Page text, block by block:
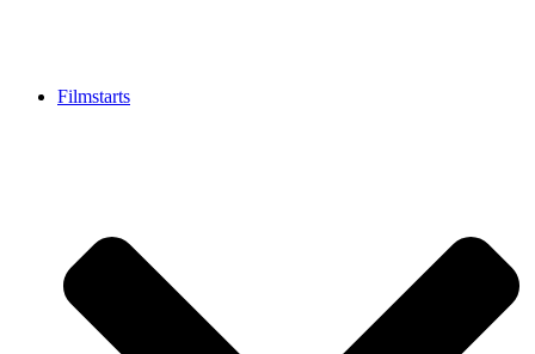
Filmstarts